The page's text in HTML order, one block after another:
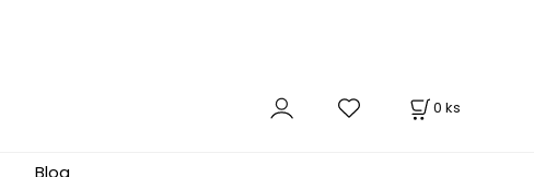
0 ks
Blog